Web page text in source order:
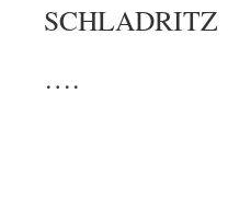
SCHLADRITZ
….